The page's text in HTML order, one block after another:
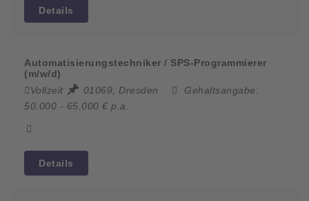
Details
Automatisierungstechniker / SPS-Programmierer
(m/w/d)
Vollzeit
01069, Dresden
Gehaltsangabe:
50.000 - 65.000 € p.a.
Details